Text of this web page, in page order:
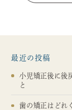
最近の投稿
小児矯正後に後
と
歯の矯正はどれ